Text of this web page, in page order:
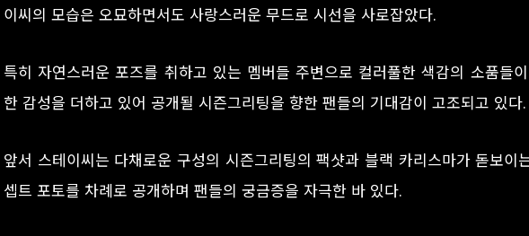
이씨의 모습은 오묘하면서도 사랑스러운 무드로 시선을 사로잡았다.
특히 자연스러운 포즈를 취하고 있는 멤버들 주변으로 컬러풀한 색감의 소품들
한 감성을 더하고 있어 공개될 시즌그리팅을 향한 팬들의 기대감이 고조되고 있다.
앞서 스테이씨는 다채로운 구성의 시즌그리팅의 팩샷과 블랙 카리스마가 돋보이
셉트 포토를 차례로 공개하며 팬들의 궁금증을 자극한 바 있다.